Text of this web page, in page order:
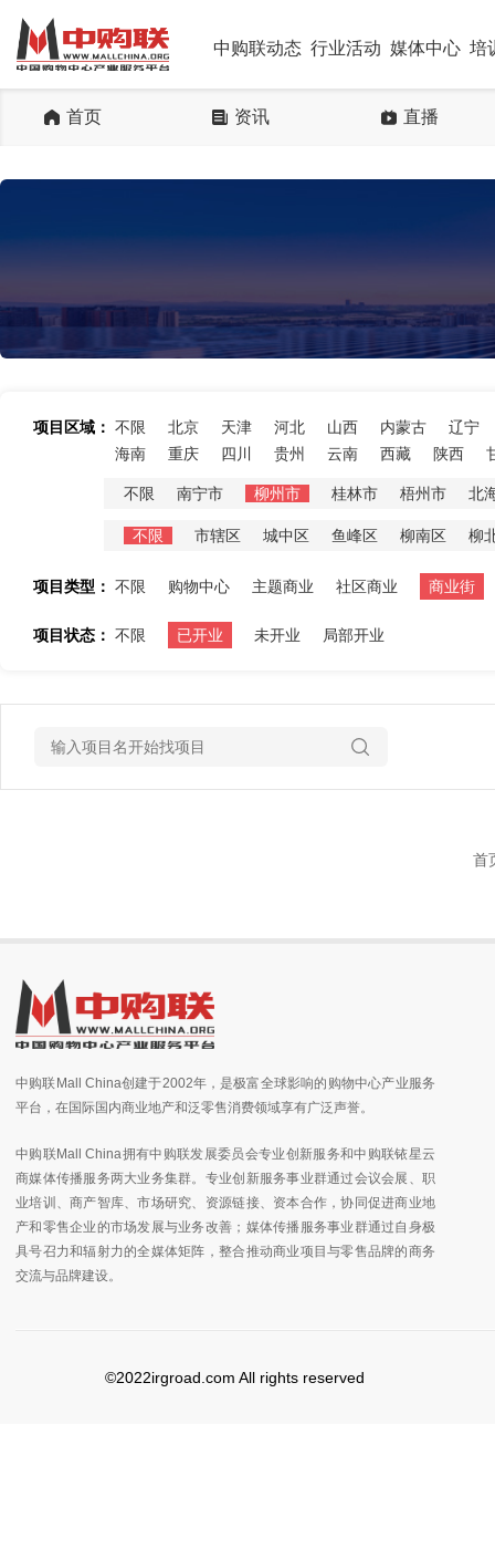
中购联动态 行业活动 媒体中心 培
首页 资讯 直播
项目区域： 不限 北京 天津 河北 山西 内蒙古
辽宁
海南
重庆 四川 贵州 云南 西藏 陕西
不限 南宁市 柳州市 桂林市 梧州市 北
不限 市辖区 城中区 鱼峰区 柳南区 柳
项目类型： 不限 购物中心 主题商业 社区商业 商业街
项目状态： 不限 已开业 未开业 局部开业
首
中购联Mall China创建于2002年，是极富全球影响的购物中心产业服务
平台，在国际国内商业地产和泛零售消费领域享有广泛声誉。
中购联Mall China拥有中购联发展委员会专业创新服务和中购联铱星云
商媒体传播服务两大业务集群。专业创新服务事业群通过会议会展、职
业培训、商产智库、市场研究、资源链接、资本合作，协同促进商业地
产和零售企业的市场发展与业务改善；媒体传播服务事业群通过自身极
具号召力和辐射力的全媒体矩阵，整合推动商业项目与零售品牌的商务
交流与品牌建设。
©2022irgroad.com All rights reserved